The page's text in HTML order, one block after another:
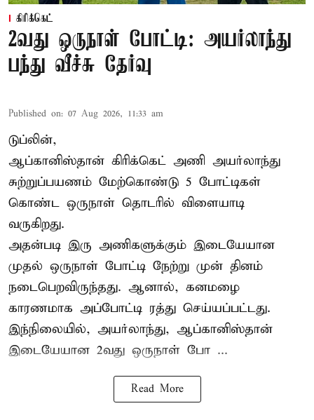
கிரிக்கெட்
2வது ஒருநாள் போட்டி: அயர்லாந்து
பந்து வீச்சு தேர்வு
Published on: 07 Aug 2026, 11:33 am
டுப்லின்,
ஆப்கானிஸ்தான் கிரிக்கெட் அணி அயர்லாந்து
சுற்றுப்பயணம் மேற்கொண்டு 5 போட்டிகள்
கொண்ட ஒருநாள் தொடரில் விளையாடி
வருகிறது.
அதன்படி இரு அணிகளுக்கும் இடையேயான
முதல் ஒருநாள் போட்டி நேற்று முன் தினம்
நடைபெறவிருந்தது. ஆனால், கனமழை
காரணமாக அப்போட்டி ரத்து செய்யப்பட்டது.
இந்நிலையில், அயர்லாந்து, ஆப்கானிஸ்தான்
இடையேயான 2வது ஒருநாள் போ ...
Read More